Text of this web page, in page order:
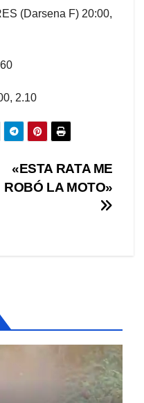
(Darsena F) 20:00,
2.10
«ESTA RATA ME
ROBÓ LA MOTO»